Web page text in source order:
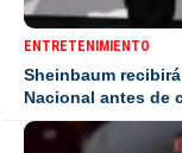
ENTRETENIMIENTO
Sheinbaum
Nacional antes de